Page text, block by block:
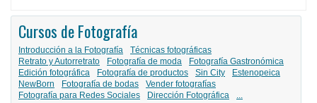
Cursos de Fotografía
Introducción a la Fotografía
Técnicas fotográficas
Retrato y Autorretrato
Fotografía de moda
Fotografía Gastronómica
Edición fotográfica
Fotografía de productos Sin City
Estenopeica
NewBorn
Fotografía de bodas
Vender fotografías
Fotografía para Redes Sociales
Dirección Fotográfica ...